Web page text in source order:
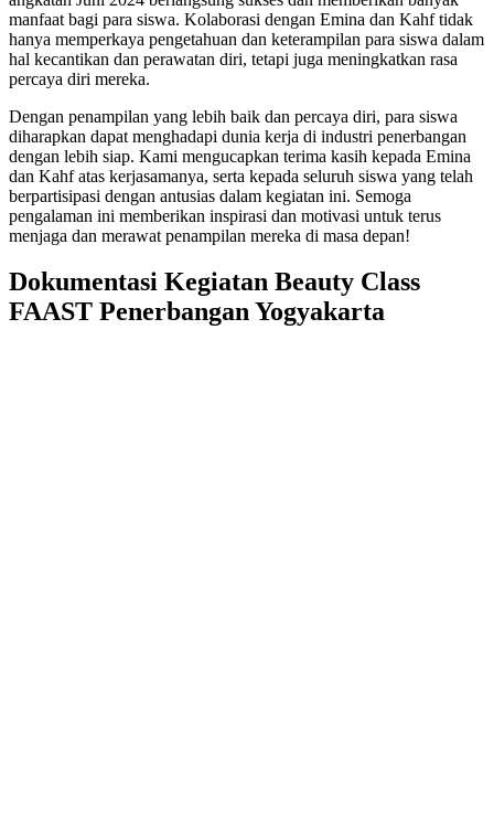
manfaat bagi para siswa. Kolaborasi dengan Emina dan Kahf tidak
hanya memperkaya pengetahuan dan keterampilan para siswa dalam
hal kecantikan dan perawatan diri, tetapi juga meningkatkan rasa
percaya diri mereka.
Dengan penampilan yang lebih baik dan percaya diri, para siswa
diharapkan dapat menghadapi dunia kerja di industri penerbangan
dengan lebih siap. Kami mengucapkan terima kasih kepada Emina
dan Kahf atas kerjasamanya, serta kepada seluruh siswa yang telah
berpartisipasi dengan antusias dalam kegiatan ini. Semoga
pengalaman ini memberikan inspirasi dan motivasi untuk terus
menjaga dan merawat penampilan mereka di masa depan!
Dokumentasi Kegiatan Beauty Class
FAAST Penerbangan Yogyakarta